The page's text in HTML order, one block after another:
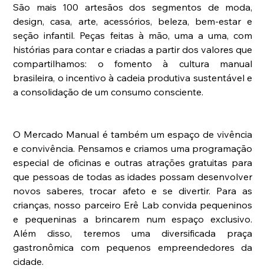
São mais 100 artesãos dos segmentos de moda,
design, casa, arte, acessórios, beleza, bem-estar e
seção infantil. Peças feitas à mão, uma a uma, com
histórias para contar e criadas a partir dos valores que
compartilhamos: o fomento à cultura manual
brasileira, o incentivo à cadeia produtiva sustentável e
a consolidação de um consumo consciente.
O Mercado Manual é também um espaço de vivência
e convivência. Pensamos e criamos uma programação
especial de oficinas e outras atrações gratuitas para
que pessoas de todas as idades possam desenvolver
novos saberes, trocar afeto e se divertir. Para as
crianças, nosso parceiro Erê Lab convida pequeninos
e pequeninas a brincarem num espaço exclusivo.
Além disso, teremos uma diversificada praça
gastronômica com pequenos empreendedores da
cidade.